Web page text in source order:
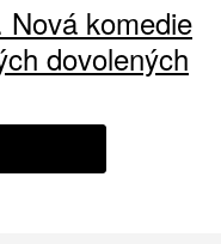
komedie
dovolených